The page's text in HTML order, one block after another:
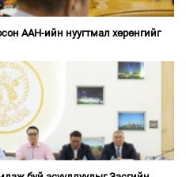
ААН-ийн нуугтмал хөрөнгийг